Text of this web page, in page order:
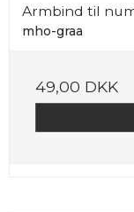
Armbind til
mho-graa
49,00 DKK